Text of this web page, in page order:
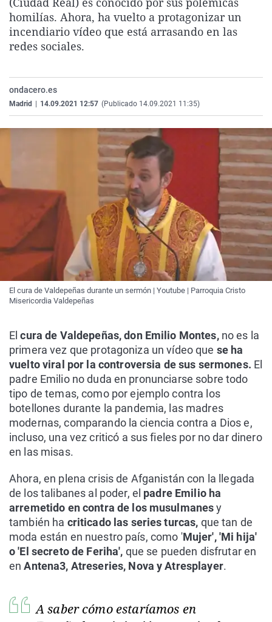
La rosa de
Gente viajera
Caso
Retornados
Extremadura
Galicia
Virales
Televisión
homilías. Ahora, ha vuelto a protagonizar un
incendiario vídeo que está arrasando en las
redes sociales.
ondacero.es
Madrid 14.09.2021 12:57 (Publicado 14.09.2021 11:35)
El cura de Valdepeñas durante un sermón | Youtube | Parroquia Cristo
Misericordia Valdepeñas
Elcura de Valdepeñas, don Emilio Montes, no es la
primera vez que protagoniza un vídeo que se ha
vuelto viral por la controversia de sus sermones. El
padre Emilio no duda en pronunciarse sobre todo
tipo de temas, como por ejemplo contra los
botellones durante la pandemia, las madres
modernas, comparando la ciencia contra a Dios e,
incluso, una vez criticó a sus fieles por no dar dinero
en las misas.
Ahora, en plena crisis de Afganistán con la llegada
de los talibanes al poder, el padre Emilio ha
arremetido en contra de los musulmanesy
también ha criticado las series turcas, que tan de
moda están en nuestro país, como 'Mujer', 'Mi hija'
o 'El secreto de Feriha', que se pueden disfrutar en
enAntena3, Atreseries, Nova y Atresplayer.
A saber cómo estaríamos en